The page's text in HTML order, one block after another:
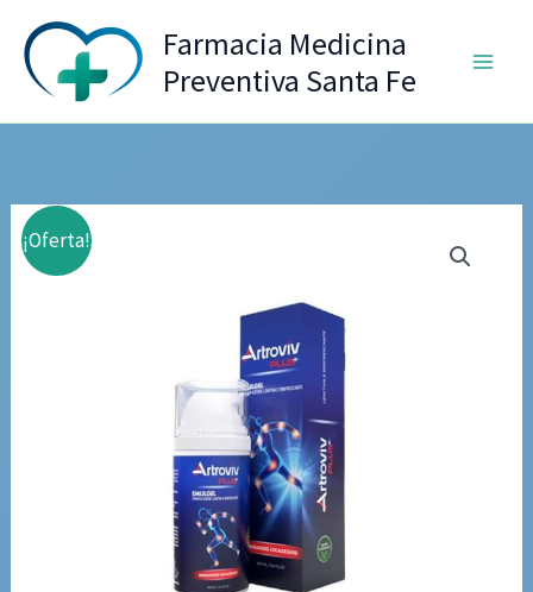
contenido
Farmacia Medicina
Preventiva Santa Fe
¡Oferta!